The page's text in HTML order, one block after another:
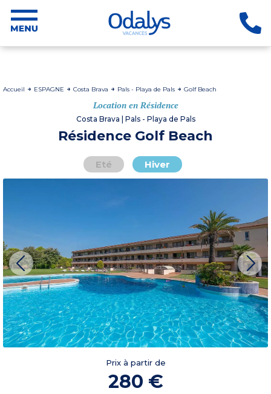
Accueil ESPAGNE Costa Brava Pals - Playa de Pals Golf Beach
Location en Résidence
Costa Brava | Pals - Playa de Pals
Résidence Golf Beach
Eté Hiver
Prix à partir de
280 €